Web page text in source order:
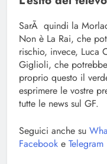
SarÃ quindi la
Non è La Rai, che
rischio, invece, Luca
Giglioli, che
proprio questo il
esprimere le vostre
tutte le news sul GF.
Seguici anche su
Facebook e Telegram